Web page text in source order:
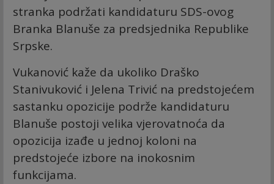
stranka podržati kandidaturu SDS-ovog
Branka Blanuše za predsjednika Republike
Srpske.
Vukanović kaže da ukoliko Draško
Stanivuković i Jelena Trivić na predstojećem
sastanku opozicije podrže kandidaturu
Blanuše postoji velika vjerovatnoća da
opozicija izađe u jednoj koloni na
predstojeće izbore na inokosnim
funkcijama.